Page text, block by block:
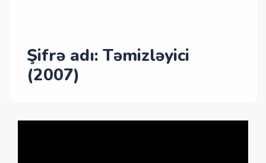
Şifrə adı: Təmizləyici
(2007)